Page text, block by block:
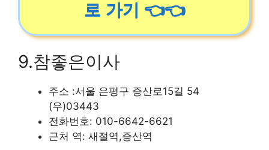
로 가기 👈👈
9.참좋은이사
주소 :서울 은평구 증산로15길 54
(우)03443
전화번호: 010-6642-6621
근처 역: 새절역,증산역